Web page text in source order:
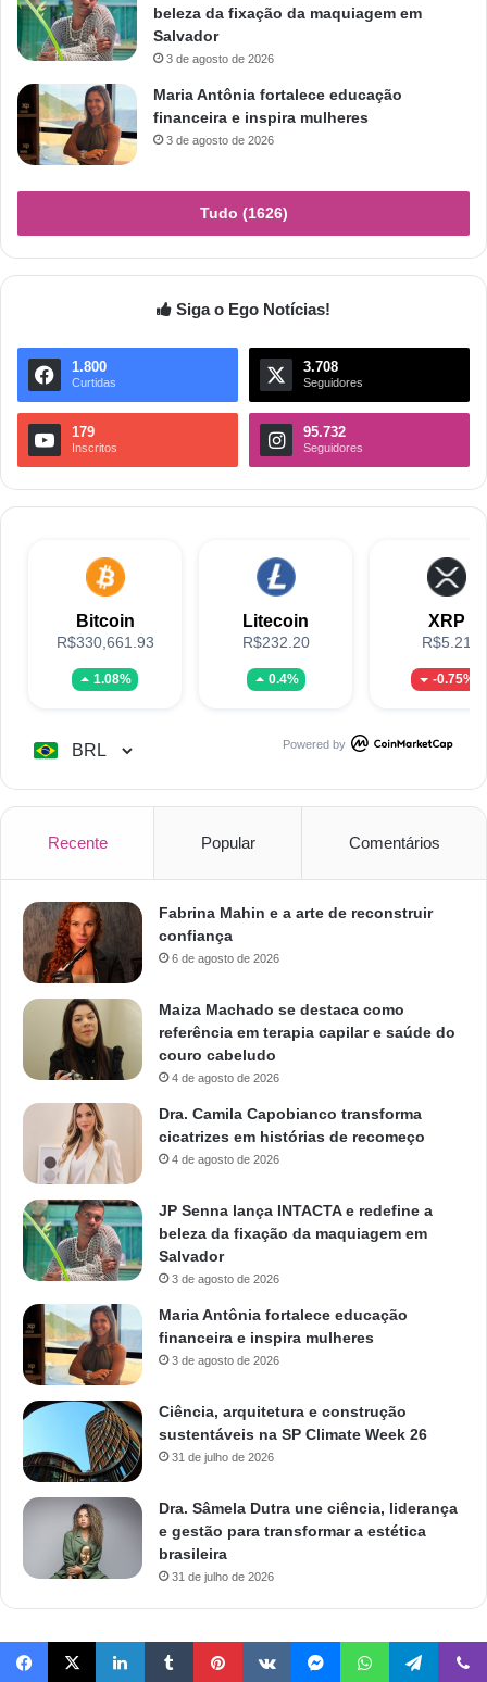
beleza da fixação da maquiagem em
Salvador
3 de agosto de 2026
Maria Antônia fortalece educação
financeira e inspira mulheres
3 de agosto de 2026
Tudo (1626)
Siga o Ego Notícias!
1.800
Curtidas
3.708
Seguidores
179
Inscritos
95.732
Seguidores
Bitcoin
R$330,661.93
1.08%
Litecoin
R$232.20
0.4%
XRP
R$5.21
-0.75%
Powered by
Recente Popular Comentários
Fabrina Mahin e a arte de reconstruir
confiança
6 de agosto de 2026
Maiza Machado se destaca como
referência em terapia capilar e saúde do
couro cabeludo
4 de agosto de 2026
Dra. Camila Capobianco transforma
cicatrizes em histórias de recomeço
4 de agosto de 2026
JP Senna lança INTACTA e redefine a
beleza da fixação da maquiagem em
Salvador
3 de agosto de 2026
Maria Antônia fortalece educação
financeira e inspira mulheres
3 de agosto de 2026
Ciência, arquitetura e construção
sustentáveis na SP Climate Week 26
31 de julho de 2026
Dra. Sâmela Dutra une ciência, liderança
e gestão para transformar a estética
brasileira
31 de julho de 2026